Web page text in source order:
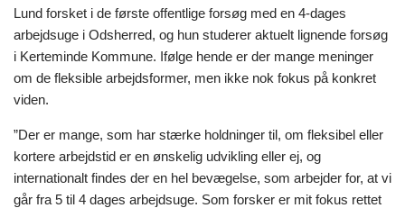
Lund forsket i de første offentlige forsøg med en 4-dages
arbejdsuge i Odsherred, og hun studerer aktuelt lignende forsøg
i Kerteminde Kommune. Ifølge hende er der mange meninger
om de fleksible arbejdsformer, men ikke nok fokus på konkret
viden.
”Der er mange, som har stærke holdninger til, om fleksibel eller
kortere arbejdstid er en ønskelig udvikling eller ej, og
internationalt findes der en hel bevægelse, som arbejder for, at vi
går fra 5 til 4 dages arbejdsuge. Som forsker er mit fokus rettet